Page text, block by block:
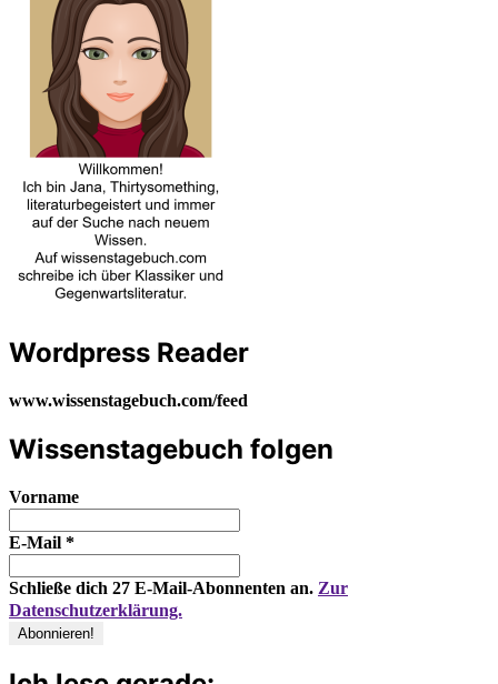
Wordpress Reader
www.wissenstagebuch.com/feed
Wissenstagebuch folgen
Vorname
E-Mail *
Schließe dich 27 E-Mail-Abonnenten an. Zur
Datenschutzerklärung.